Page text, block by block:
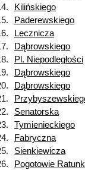
Kilińskiego
Paderewskiego
Lecznicza
Dąbrowskiego
Pl. Niepodległości
Dąbrowskiego
Dąbrowskiego
Senatorska
Tymienieckiego
Fabryczna
Sienkiewicza
Pogotowie